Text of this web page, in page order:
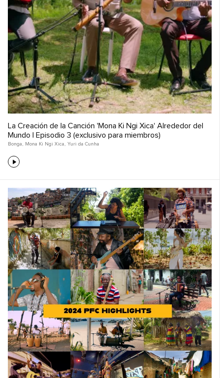
La Creación de la Canción 'Mona Ki Ngi Xica' Alrededor del
Mundo | Episodio 3 (exclusivo para miembros)
Bonga , Mona Ki Ngi Xica , Yuri da Cunha